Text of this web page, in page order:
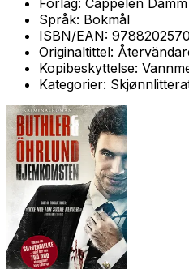
Språk: Bokmål
ISBN/EAN:
Originaltittel:
Kopibeskyttelse:
Kategorier: